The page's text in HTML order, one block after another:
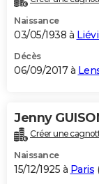
Naissance
03/05/1938 à
Décès
06/09/2017 à
Jenny
Créer une
Naissance
15/12/1925 à Paris (